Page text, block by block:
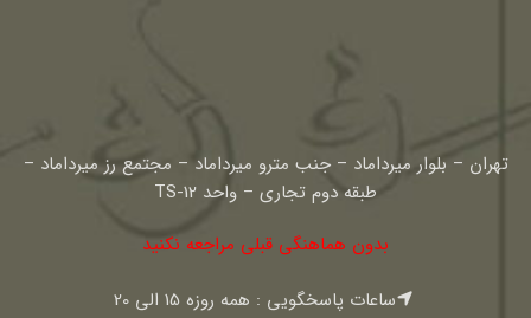
تهران – بلوار میرداماد – جنب مترو میرداماد – مجتمع رز میرداماد –
طبقه دوم تجاری – واحد TS-12
بدون هماهنگی قبلی مراجعه نکنید
ساعات پاسخگویی : همه روزه 15 الی 20